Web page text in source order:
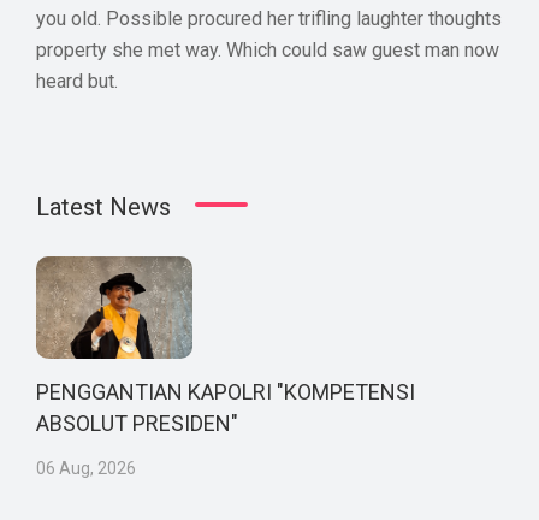
you old. Possible procured her trifling laughter thoughts
property she met way. Which could saw guest man now
heard but.
Latest News
PENGGANTIAN KAPOLRI "KOMPETENSI
ABSOLUT PRESIDEN"
06 Aug, 2026